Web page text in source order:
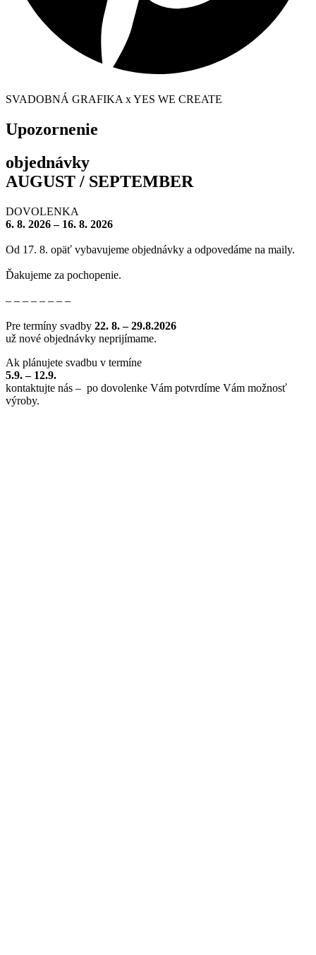
SVADOBNÁ GRAFIKA x YES WE CREATE
Upozornenie
objednávky
AUGUST / SEPTEMBER
DOVOLENKA
6. 8. 2026 – 16. 8. 2026
Od 17. 8. opäť vybavujeme objednávky a odpovedáme na maily.
Ďakujeme za pochopenie.
– – – – – – – –
Pre termíny svadby 22. 8. – 29.8.2026
už nové objednávky neprijímame.
Ak plánujete svadbu v termíne
5.9. – 12.9.
kontaktujte nás – po dovolenke Vám potvrdíme Vám možnosť
výroby.